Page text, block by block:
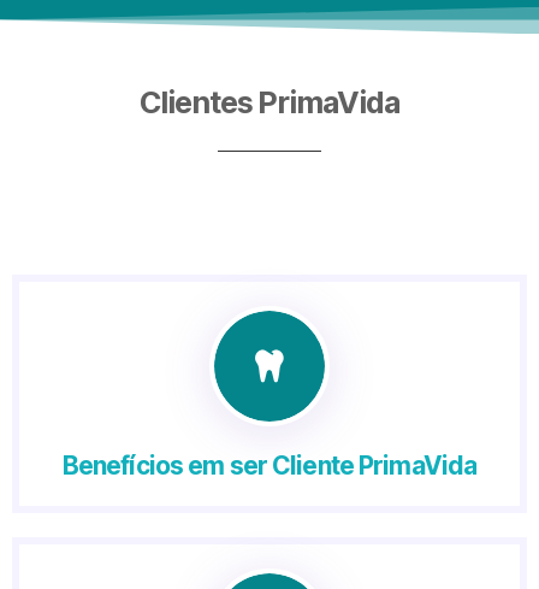
Clientes PrimaVida
Benefícios em ser Cliente PrimaVida